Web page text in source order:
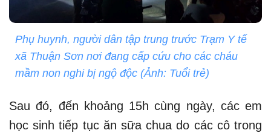
Phụ huynh, người dân tập trung trước Trạm Y tế
xã Thuận Sơn nơi đang cấp cứu cho các cháu
mầm non nghi bị ngộ độc (Ảnh: Tuổi trẻ)
Sau đó, đến khoảng 15h cùng ngày, các em
học sinh tiếp tục ăn sữa chua do các cô trong